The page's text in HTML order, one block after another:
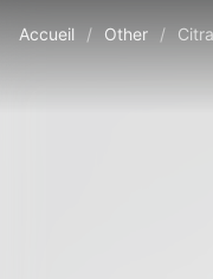
Accueil / Other /